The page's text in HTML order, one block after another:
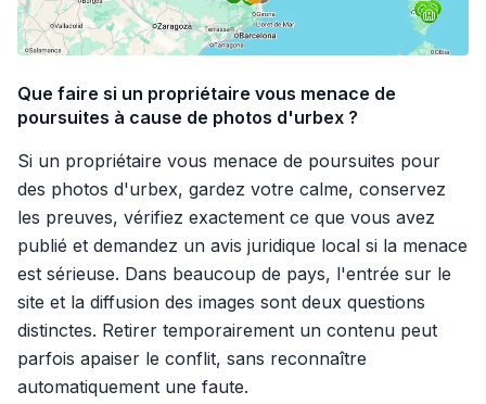
Que faire si un propriétaire vous menace de
poursuites à cause de photos d'urbex ?
Si un propriétaire vous menace de poursuites pour
des photos d'urbex, gardez votre calme, conservez
les preuves, vérifiez exactement ce que vous avez
publié et demandez un avis juridique local si la menace
est sérieuse. Dans beaucoup de pays, l'entrée sur le
site et la diffusion des images sont deux questions
distinctes. Retirer temporairement un contenu peut
parfois apaiser le conflit, sans reconnaître
automatiquement une faute.